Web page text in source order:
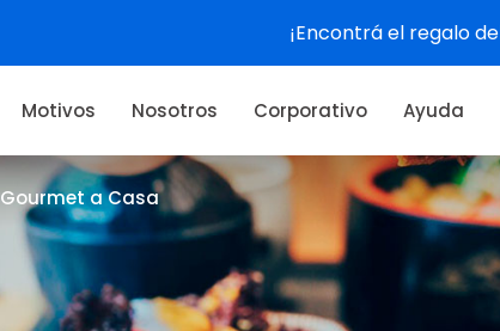
Motivos Nosotros Corporativo Ayuda
Gourmet a Casa